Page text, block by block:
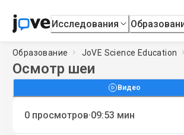
Исследования
Образование JoVE Science Education
Осмотр шеи
Видео
0 просмотров·09:53 мин